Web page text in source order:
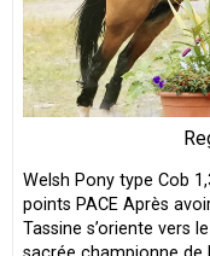
Welsh Pony type Cob
points PACE Après
Tassine s’oriente vers